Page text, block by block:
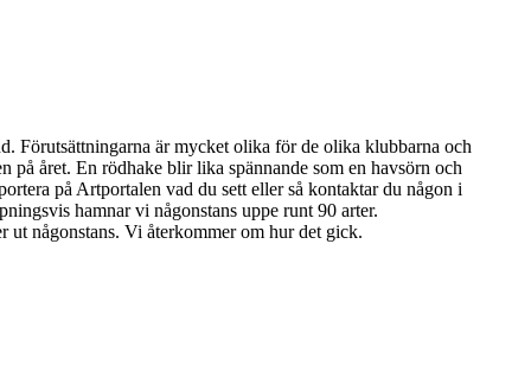
Förutsättningarna är mycket olika för de olika klubbarna och
på året. En rödhake blir lika spännande som en havsörn och
på Artportalen vad du sett eller så kontaktar du någon i
hamnar vi någonstans uppe runt 90 arter.
ut någonstans. Vi återkommer om hur det gick.